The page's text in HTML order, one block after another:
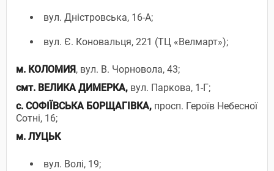
вул. Дністровська, 16-А;
вул. Є. Коновальця, 221 (ТЦ «Велмарт»);
м. КОЛОМИЯ , вул. В. Чорновола, 43;
смт. ВЕЛИКА ДИМЕРКА, вул. Паркова, 1-Г;
с. СОФІЇВСЬКА БОРЩАГІВКА, просп. Героїв Небесної
Сотні, 16;
м. ЛУЦЬК
вул. Волі, 19;